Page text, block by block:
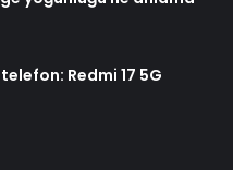
Redmi 17 5G